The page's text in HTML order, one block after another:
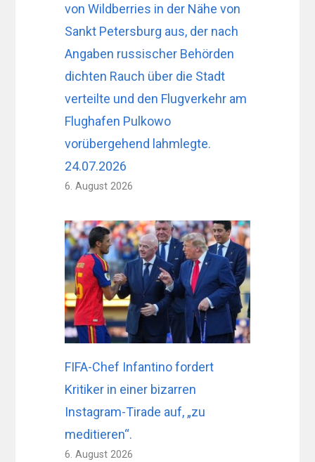
von Wildberries in der Nähe von
Sankt Petersburg aus, der nach
Angaben russischer Behörden
dichten Rauch über die Stadt
verteilte und den Flugverkehr am
Flughafen Pulkowo
vorübergehend lahmlegte.
24.07.2026
6. August 2026
FIFA-Chef Infantino fordert
Kritiker in einer bizarren
Instagram-Tirade auf, „zu
meditieren“.
6. August 2026